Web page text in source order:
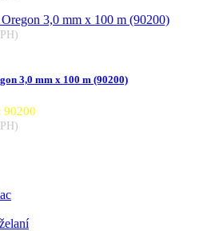
3,0 mm x 100 m (90200)
90200